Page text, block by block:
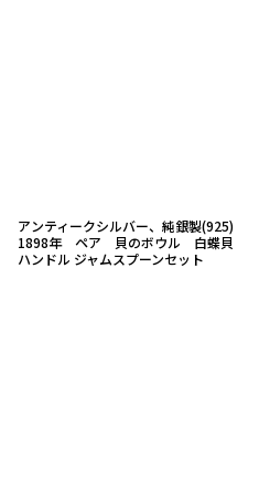
アンティークシルバー、純銀製(925)
1898年 ペア 貝のボウル 白蝶貝
ハンドル ジャムスプーンセット